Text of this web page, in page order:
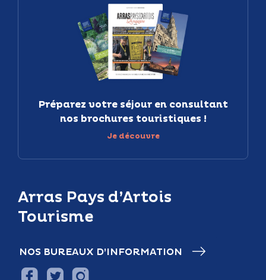
Arras Pays d’Artois
Tourisme
NOS BUREAUX D’INFORMATION
Préparez votre séjour en consultant
nos brochures touristiques !
Je découvre